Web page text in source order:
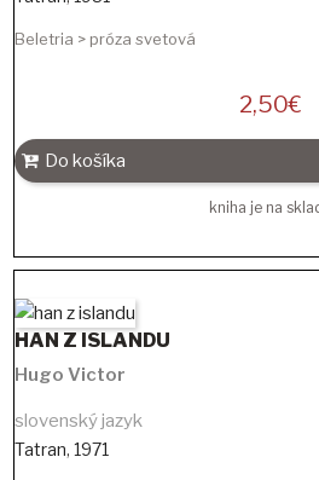
Beletria > próza svetová
2,50€
Do košíka
kniha je na
HAN Z ISLANDU
Hugo Victor
slovenský jazyk
Tatran, 1971